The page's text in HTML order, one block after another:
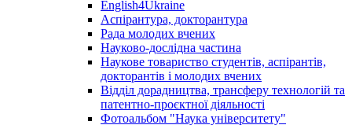
English4Ukraine
Аспірантура, докторантура
Рада молодих вчених
Науково-дослідна частина
Наукове товариство студентів, аспірантів,
докторантів і молодих вчених
Відділ дорадництва, трансферу технологій та
патентно-проєктної діяльності
Фотоальбом "Наука університету"